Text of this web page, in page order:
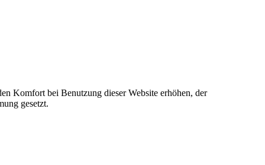
Komfort bei Benutzung dieser Website erhöhen, der
gesetzt.